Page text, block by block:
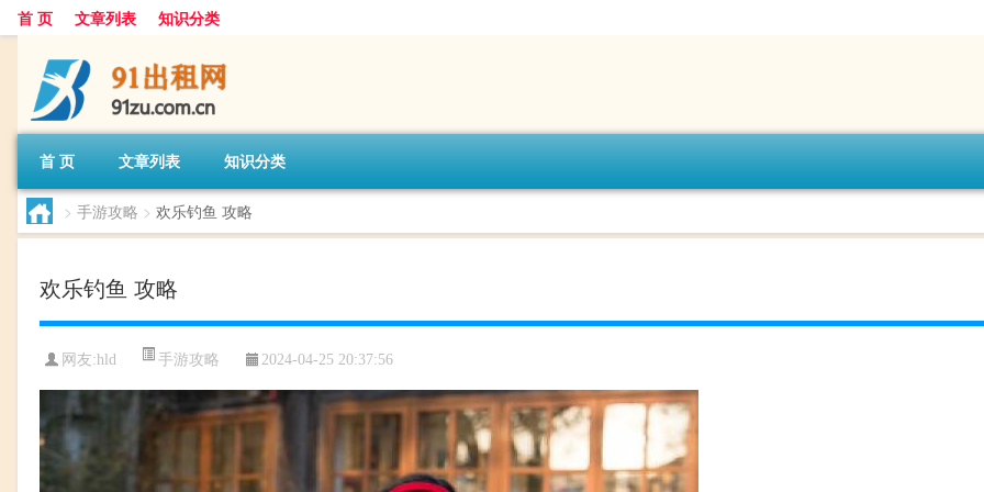
首 页 文章列表 知识分类
首 页 文章列表 知识分类
> 手游攻略 > 欢乐钓鱼 攻略
欢乐钓鱼 攻略
网友:hld 手游攻略 2024-04-25 20:37:56